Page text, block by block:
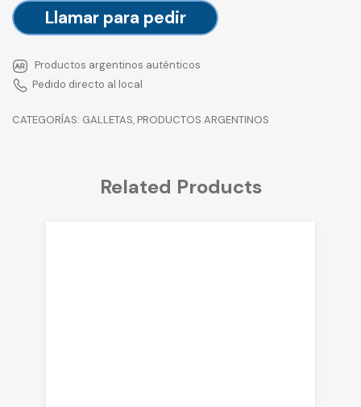
Llamar para pedir
Productos argentinos auténticos
Pedido directo al local
CATEGORÍAS: GALLETAS, PRODUCTOS ARGENTINOS
Related Products